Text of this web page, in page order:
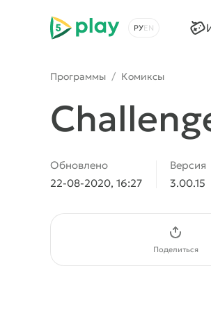
5play
Выбрать язык
Программы / Комиксы
Обновлено
22-08-2020, 16:27
Версия
3.00.15
Поделиться